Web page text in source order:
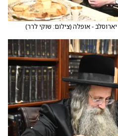
- אופלה(צילום: שוקי לרר)